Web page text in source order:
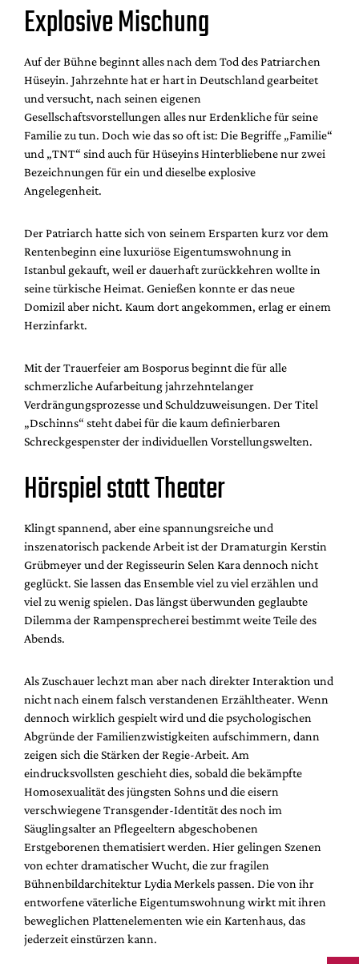
Explosive Mischung
Auf der Bühne beginnt alles nach dem Tod des Patriarchen
Hüseyin. Jahrzehnte hat er hart in Deutschland gearbeitet
und versucht, nach seinen eigenen
Gesellschaftsvorstellungen alles nur Erdenkliche für seine
Familie zu tun. Doch wie das so oft ist: Die Begriffe „Familie“
und „TNT“ sind auch für Hüseyins Hinterbliebene nur zwei
Bezeichnungen für ein und dieselbe explosive
Angelegenheit.
Der Patriarch hatte sich von seinem Ersparten kurz vor dem
Rentenbeginn eine luxuriöse Eigentumswohnung in
Istanbul gekauft, weil er dauerhaft zurückkehren wollte in
seine türkische Heimat. Genießen konnte er das neue
Domizil aber nicht. Kaum dort angekommen, erlag er einem
Herzinfarkt.
Mit der Trauerfeier am Bosporus beginnt die für alle
schmerzliche Aufarbeitung jahrzehntelanger
Verdrängungsprozesse und Schuldzuweisungen. Der Titel
„Dschinns“ steht dabei für die kaum definierbaren
Schreckgespenster der individuellen Vorstellungswelten.
Hörspiel statt Theater
Klingt spannend, aber eine spannungsreiche und
inszenatorisch packende Arbeit ist der Dramaturgin Kerstin
Grübmeyer und der Regisseurin Selen Kara dennoch nicht
geglückt. Sie lassen das Ensemble viel zu viel erzählen und
viel zu wenig spielen. Das längst überwunden geglaubte
Dilemma der Rampensprecherei bestimmt weite Teile des
Abends.
Als Zuschauer lechzt man aber nach direkter Interaktion und
nicht nach einem falsch verstandenen Erzähltheater. Wenn
dennoch wirklich gespielt wird und die psychologischen
Abgründe der Familienzwistigkeiten aufschimmern, dann
zeigen sich die Stärken der Regie-Arbeit. Am
eindrucksvollsten geschieht dies, sobald die bekämpfte
Homosexualität des jüngsten Sohns und die eisern
verschwiegene Transgender-Identität des noch im
Säuglingsalter an Pflegeeltern abgeschobenen
Erstgeborenen thematisiert werden. Hier gelingen Szenen
von echter dramatischer Wucht, die zur fragilen
Bühnenbildarchitektur Lydia Merkels passen. Die von ihr
entworfene väterliche Eigentumswohnung wirkt mit ihren
beweglichen Plattenelementen wie ein Kartenhaus, das
jederzeit einstürzen kann.